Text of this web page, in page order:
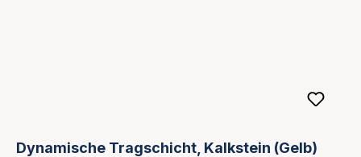
Dynamische Tragschicht, Kalkstein (Gelb)